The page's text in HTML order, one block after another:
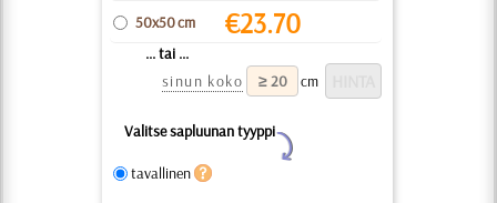
50x50 cm €23.70
... tai ...
sinun koko
cm
Valitse sapluunan tyyppi
Y
tavallinen